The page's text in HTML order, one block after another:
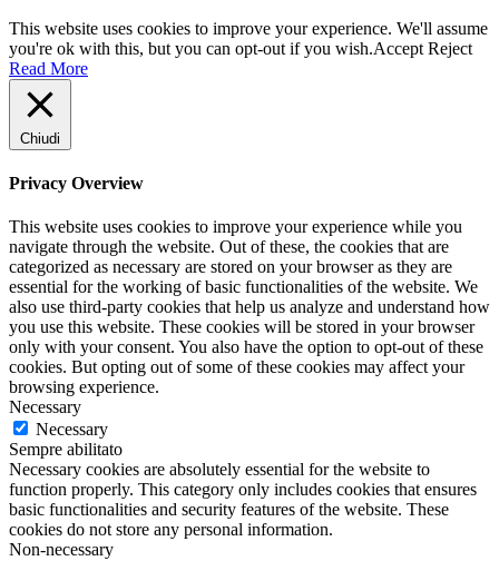
This website uses cookies to improve your experience. We'll assume
you're ok with this, but you can opt-out if you wish.Accept Reject
Read More
Chiudi
Privacy Overview
This website uses cookies to improve your experience while you
navigate through the website. Out of these, the cookies that are
categorized as necessary are stored on your browser as they are
essential for the working of basic functionalities of the website. We
also use third-party cookies that help us analyze and understand how
you use this website. These cookies will be stored in your browser
only with your consent. You also have the option to opt-out of these
cookies. But opting out of some of these cookies may affect your
browsing experience.
Necessary
Necessary
Sempre abilitato
Necessary cookies are absolutely essential for the website to
function properly. This category only includes cookies that ensures
basic functionalities and security features of the website. These
cookies do not store any personal information.
Non-necessary